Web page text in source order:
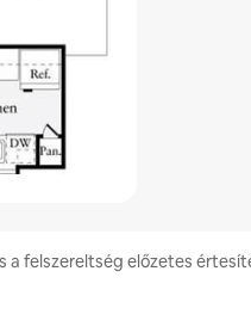
felszereltség előzetes